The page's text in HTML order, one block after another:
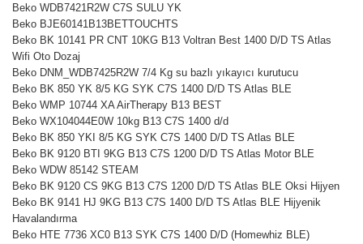
Beko WDB7421R2W C7S SULU YK
Beko BJE60141B13BETTOUCHTS
Beko BK 10141 PR CNT 10KG B13 Voltran Best 1400 D/D TS Atlas
Wifi Oto Dozaj
Beko DNM_WDB7425R2W 7/4 Kg su bazlı yıkayıcı kurutucu
Beko BK 850 YK 8/5 KG SYK C7S 1400 D/D TS Atlas BLE
Beko WMP 10744 XA AirTherapy B13 BEST
Beko WX104044E0W 10kg B13 C7S 1400 d/d
Beko BK 850 YKI 8/5 KG SYK C7S 1400 D/D TS Atlas BLE
Beko BK 9120 BTI 9KG B13 C7S 1200 D/D TS Atlas Motor BLE
Beko WDW 85142 STEAM
Beko BK 9120 CS 9KG B13 C7S 1200 D/D TS Atlas BLE Oksi Hijyen
Beko BK 9141 HJ 9KG B13 C7S 1400 D/D TS Atlas BLE Hijyenik
Havalandırma
Beko HTE 7736 XC0 B13 SYK C7S 1400 D/D (Homewhiz BLE)